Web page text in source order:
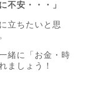
不安・・・」
立ちたいと思
緒に「お金・時
ましょう！